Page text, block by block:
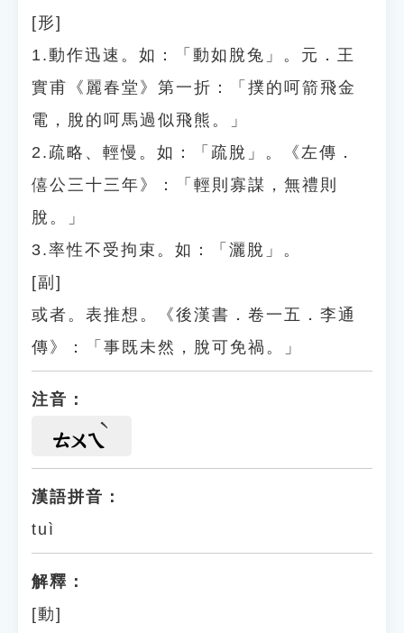
[形]
1.動作迅速。如：「動如脫兔」。元．王
實甫《麗春堂》第一折：「撲的呵箭飛金
電，脫的呵馬過似飛熊。」
2.疏略、輕慢。如：「疏脫」。《左傳．
僖公三十三年》：「輕則寡謀，無禮則
脫。」
3.率性不受拘束。如：「灑脫」。
[副]
或者。表推想。《後漢書．卷一五．李通
傳》：「事既未然，脫可免禍。」
注音：
ㄊㄨㄟ
漢語拼音：
tuì
解釋：
[動]